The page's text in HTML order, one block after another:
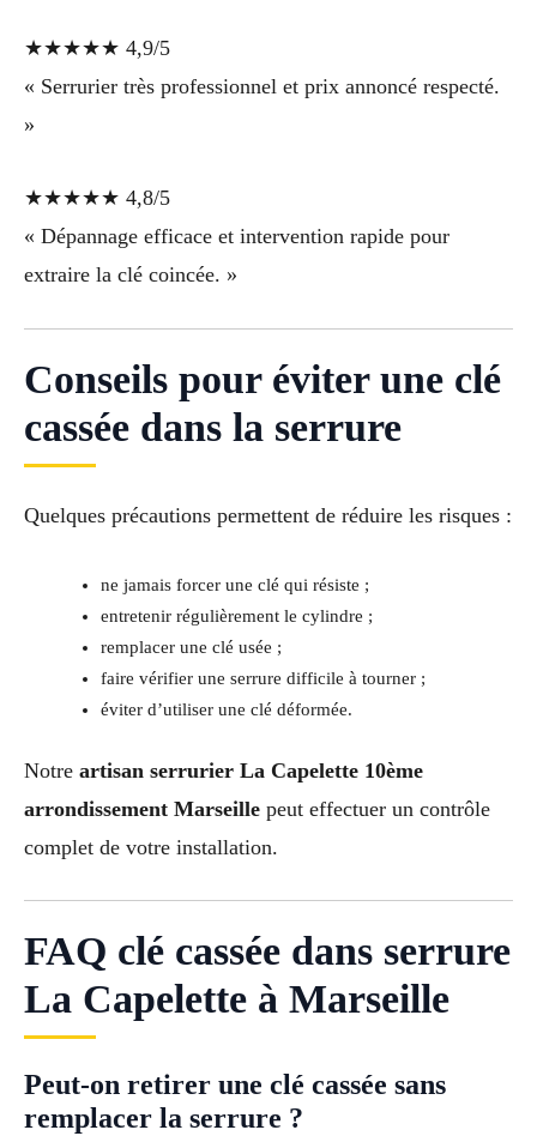
★★★★★ 4,9/5
« Serrurier très professionnel et prix annoncé respecté.
»
★★★★★ 4,8/5
« Dépannage efficace et intervention rapide pour
extraire la clé coincée. »
Conseils pour éviter une clé
cassée dans la serrure
Quelques précautions permettent de réduire les risques :
ne jamais forcer une clé qui résiste ;
entretenir régulièrement le cylindre ;
remplacer une clé usée ;
faire vérifier une serrure difficile à tourner ;
éviter d’utiliser une clé déformée.
Notre artisan serrurier La Capelette 10ème
arrondissement Marseille peut effectuer un contrôle
complet de votre installation.
FAQ clé cassée dans serrure
La Capelette à Marseille
Peut-on retirer une clé cassée sans
remplacer la serrure ?